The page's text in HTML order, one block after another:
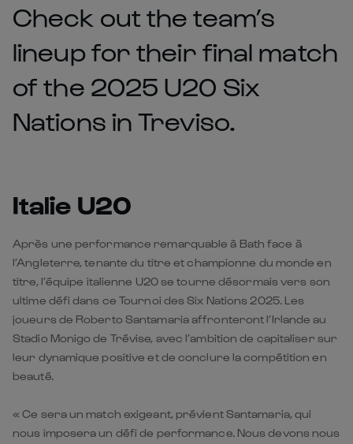
Check out the team’s
lineup for their final match
of the 2025 U20 Six
Nations in Treviso.
Italie U20
Après une performance remarquable à Bath face à
l’Angleterre, tenante du titre et championne du monde en
titre, l’équipe italienne U20 se tourne désormais vers son
ultime défi dans ce Tournoi des Six Nations 2025. Les
joueurs de Roberto Santamaria affronteront l’Irlande au
Stadio Monigo de Trévise, avec l’ambition de capitaliser sur
leur dynamique positive et de conclure la compétition en
beauté.
« Ce sera un match exigeant, prévient Santamaria, qui
nous imposera un défi de performance. Nous devons nous